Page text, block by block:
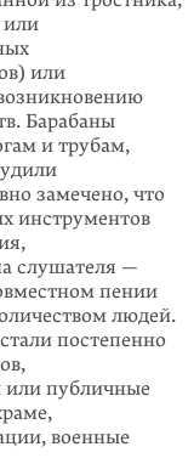
или
или
Барабаны
и трубам,
замечено, что
инструментов
слушателя —
пении
людей.
постепенно
или публичные
военные